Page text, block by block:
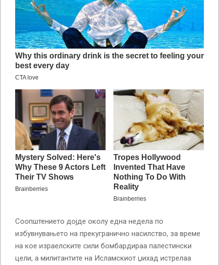
Соопштението дојде околу една недела по
избувнувањето на прекугранично насилство, за време
на кое израелските сили бомбардираа палестински
цели, а милитантите на Исламскиот џихад истрелаа